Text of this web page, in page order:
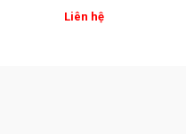
Liên hệ